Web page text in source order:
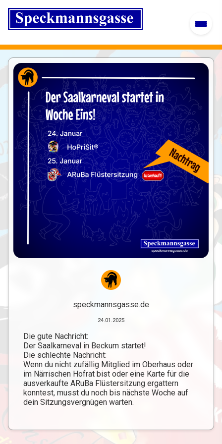
speckmannsgasse.de
24.01.2025
Die gute Nachricht:
Der Saalkarneval in Beckum startet!
Die schlechte Nachricht:
Wenn du nicht zufällig Mitglied im Oberhaus oder
im Närrischen Hofrat bist oder eine Karte für die
ausverkaufte ARuBa Flüstersitzung ergattern
konntest, musst du noch bis nächste Woche auf
dein Sitzungsvergnügen warten.